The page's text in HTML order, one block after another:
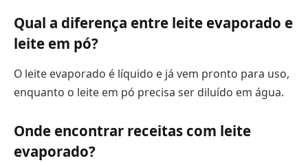
Qual a diferença entre leite evaporado e
leite em pó?
O leite evaporado é líquido e já vem pronto para uso,
enquanto o leite em pó precisa ser diluído em água.
Onde encontrar receitas com leite
evaporado?